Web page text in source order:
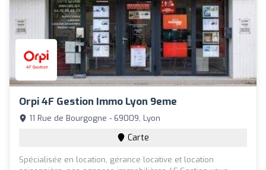
Orpi 4F Gestion Immo Lyon 9eme
11 Rue de Bourgogne - 69009, Lyon
Carte
Spécialisée en location, gérance locative et location